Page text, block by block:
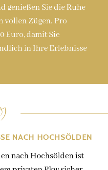
genießen Sie die Ruhe
vollen Zügen. Pro
Euro, damit Sie
in Ihre Erlebnisse
NACH HOCHSÖLDEN
nach Hochsölden ist